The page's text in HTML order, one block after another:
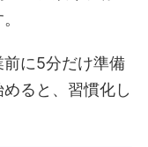
に5分だけ準備
ると、習慣化し